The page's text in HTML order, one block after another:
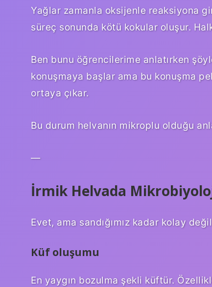
Yağlar zamanla oksijenle reaksiyona
süreç sonunda kötü kokular oluşur.
Ben bunu öğrencilerime anlatırken
konuşmaya başlar ama bu konuşma
ortaya çıkar.
Bu durum helvanın mikroplu olduğu
—
İrmik Helvada
Evet, ama sandığımız kadar kolay
Küf oluşumu
En yaygın bozulma şekli küftür.